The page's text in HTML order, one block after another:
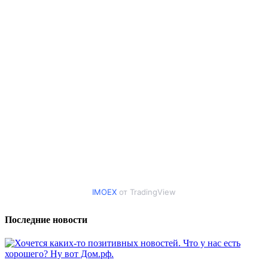
IMOEX от TradingView
Последние новости